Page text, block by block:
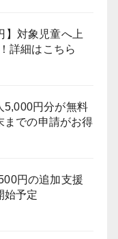
】対象児童へ上
詳細はこちら
5,000円分が無料
までの申請がお得
円の追加支援
始予定